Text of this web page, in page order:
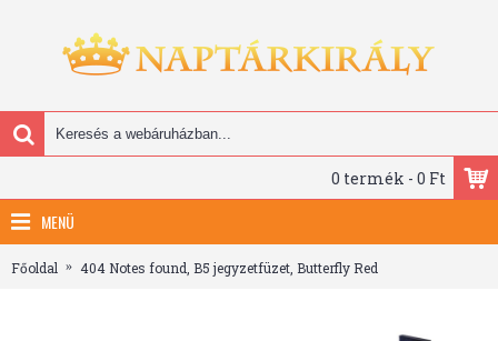
0 termék - 0 Ft
MENÜ
Főoldal 404 Notes found, B5 jegyzetfüzet, Butterfly Red